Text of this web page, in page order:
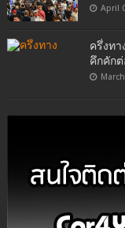
April
ครึ่งท
คึกคัก